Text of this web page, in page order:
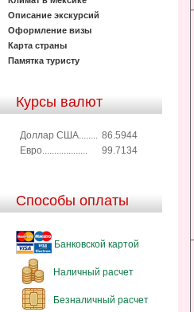
Описание экскурсий
Оформление визы
Карта страны
Памятка туристу
Курсы валют
Доллар США........ 86.5944
Евро...................
99.7134
Способы оплаты
Банковской картой
Наличный расчет
Безналичный расчет